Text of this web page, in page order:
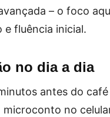
– o foco
e fluência inicial.
no dia a dia
antes do
microconto no